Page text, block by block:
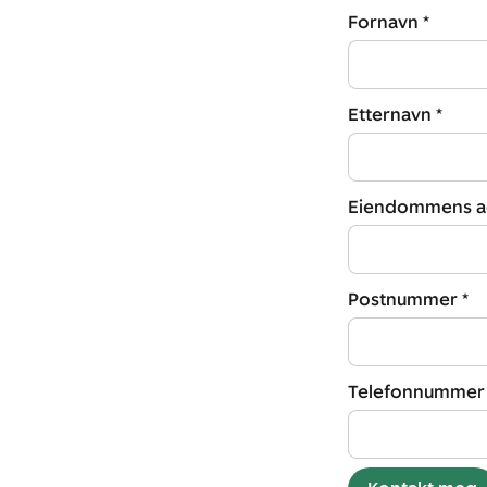
Fornavn *
Etternavn *
Eiendommens
Postnummer *
Telefonnummer